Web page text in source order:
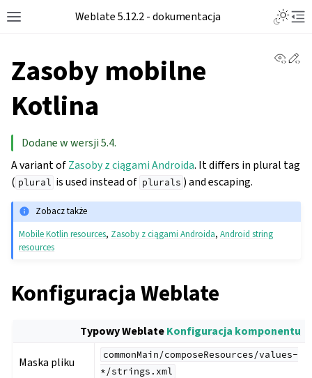
Toggle site navigation sidebar
Weblate 5.12.2 - dokumentacja
Zasoby mobilne
Kotlina
Dodane w wersji 5.4.
A variant ofZasoby z ciągami Androida. It differs in plural tag
( plural is used instead of plurals ) and escaping.
Zobacz także
Mobile Kotlin resources, Zasoby z ciągami Androida,Android string
resources
Konfiguracja Weblate
Typowy WeblateKonfiguracja komponentu
Maska pliku
commonMain/composeResources/values-
*/strings.xml